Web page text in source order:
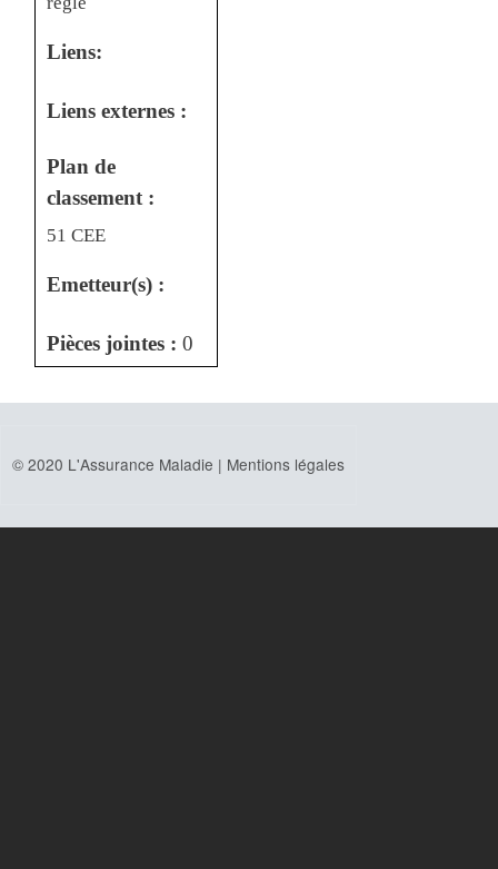
Liens:
Liens externes :
Plan de
classement :
51 CEE
Emetteur(s) :
Pièces jointes : 0
© 2020 L'Assurance Maladie | Mentions légales